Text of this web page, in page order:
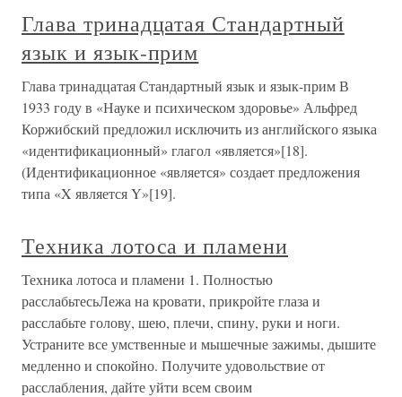
Глава тринадцатая Стандартный
язык и язык-прим
Глава тринадцатая Стандартный язык и язык-прим В
1933 году в «Науке и психическом здоровье» Альфред
Коржибский предложил исключить из английского языка
«идентификационный» глагол «является»[18].
(Идентификационное «является» создает предложения
типа «X является Y»[19].
Техника лотоса и пламени
Техника лотоса и пламени 1. Полностью
расслабьтесьЛежа на кровати, прикройте глаза и
расслабьте голову, шею, плечи, спину, руки и ноги.
Устраните все умственные и мышечные зажимы, дышите
медленно и спокойно. Получите удовольствие от
расслабления, дайте уйти всем своим